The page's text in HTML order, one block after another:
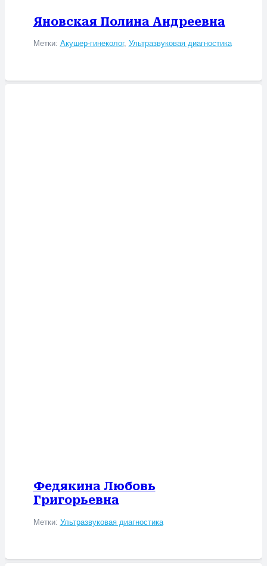
Яновская Полина Андреевна
Метки: Акушер-гинеколог, Ультразвуковая диагностика
Федякина Любовь
Григорьевна
Метки: Ультразвуковая диагностика